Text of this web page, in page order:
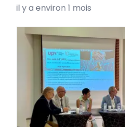
il y a environ 1 mois